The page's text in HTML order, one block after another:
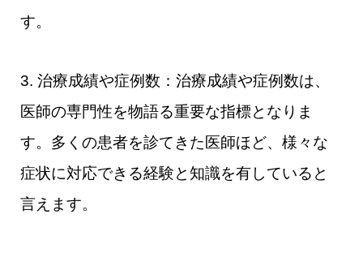
す。
3. 治療成績や症例数：治療成績や症例数は、
医師の専門性を物語る重要な指標となりま
す。多くの患者を診てきた医師ほど、様々な
症状に対応できる経験と知識を有していると
言えます。